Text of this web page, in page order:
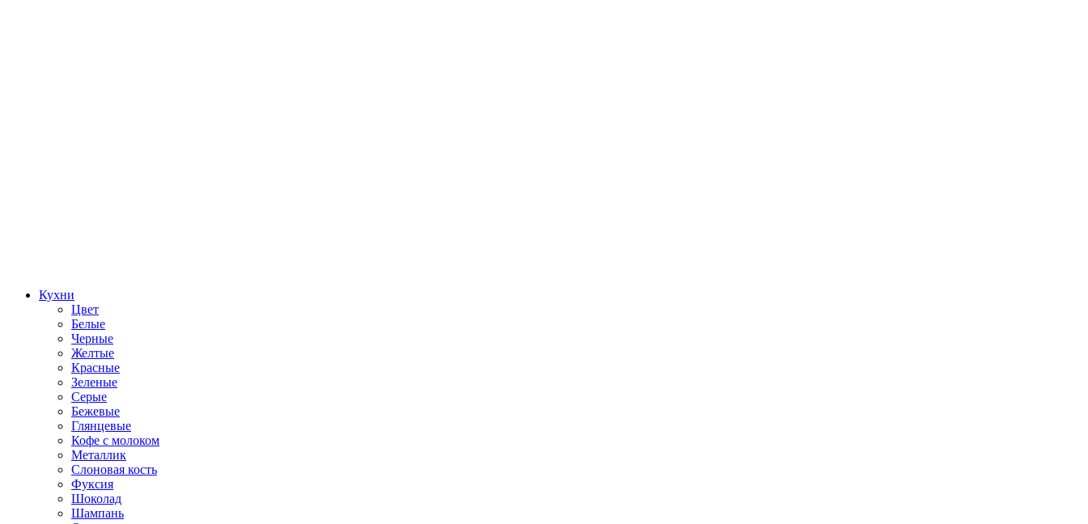
Кухни
Цвет
Белые
Черные
Желтые
Красные
Зеленые
Серые
Бежевые
Глянцевые
Кофе с молоком
Металлик
Слоновая кость
Фуксия
Шоколад
Шампань